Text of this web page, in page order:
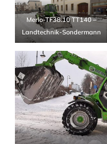
Merlo-TF38.10 TT140 –
Landtechnik-Sondermann